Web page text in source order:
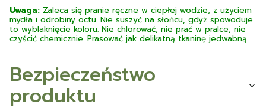
Uwaga: Zaleca się pranie ręczne w ciepłej wodzie, z użyciem
mydła i odrobiny octu. Nie suszyć na słońcu, gdyż spowoduje
to wyblaknięcie koloru. Nie chlorować, nie prać w pralce, nie
czyścić chemicznie. Prasować jak delikatną tkaninę jedwabną.
Bezpieczeństwo
produktu